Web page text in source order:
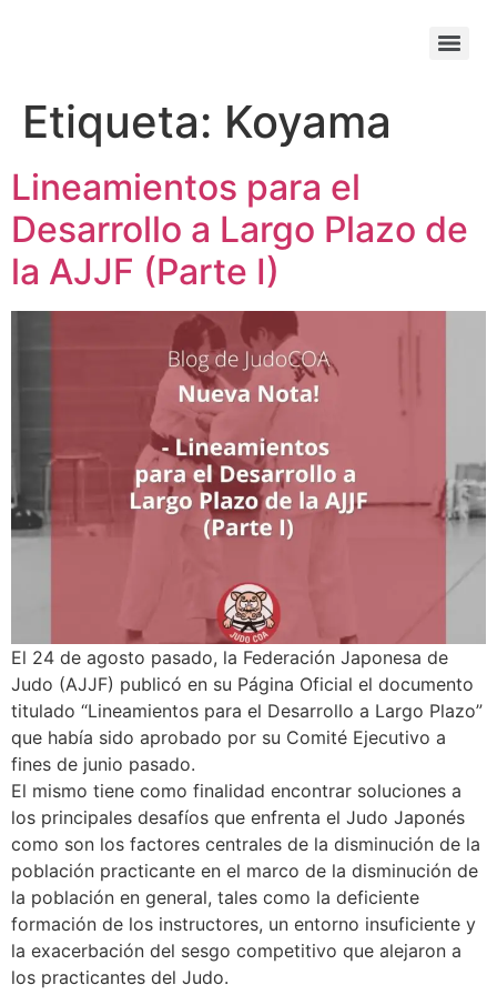
Etiqueta: Koyama
Lineamientos para el
Desarrollo a Largo Plazo de
la AJJF (Parte I)
El 24 de agosto pasado, la Federación Japonesa de
Judo (AJJF) publicó en su Página Oficial el documento
titulado “Lineamientos para el Desarrollo a Largo Plazo”
que había sido aprobado por su Comité Ejecutivo a
fines de junio pasado.
El mismo tiene como finalidad encontrar soluciones a
los principales desafíos que enfrenta el Judo Japonés
como son los factores centrales de la disminución de la
población practicante en el marco de la disminución de
la población en general, tales como la deficiente
formación de los instructores, un entorno insuficiente y
la exacerbación del sesgo competitivo que alejaron a
los practicantes del Judo.